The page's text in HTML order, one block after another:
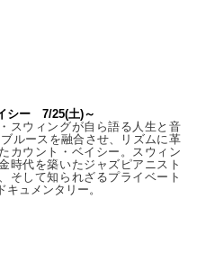
シー 7/25(土)～
スウィングが自ら語る人生と音
ルースを融合させ、リズムに革
カウント・ベイシー。スウィン
時代を築いたジャズピアニスト
そして知られざるプライベート
キュメンタリー。